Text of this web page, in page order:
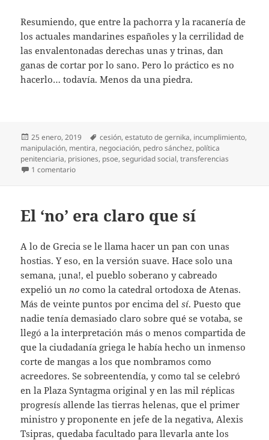
Resumiendo, que entre la pachorra y la racanería de
los actuales mandarines españoles y la cerrilidad de
las envalentonadas derechas unas y trinas, dan
ganas de cortar por lo sano. Pero lo práctico es no
hacerlo… todavía. Menos da una piedra.
Publicado
el
25 enero, 2019 Etiquetas
cesión,estatuto de gernika, incumplimiento,
manipulación, mentira, negociación, pedro sánchez, política
penitenciaria, prisiones, psoe,seguridad social,transferencias
1 comentarioen Calendario, por lo menos
El ‘no’ era claro que sí
A lo de Grecia se le llama hacer un pan con unas
hostias. Y eso, en la versión suave. Hace solo una
semana, ¡una!, el pueblo soberano y cabreado
expelió un no como la catedral ortodoxa de Atenas.
Más de veinte puntos por encima delsí. Puesto que
nadie tenía demasiado claro sobre qué se votaba, se
llegó a la interpretación más o menos compartida de
que la ciudadanía griega le había hecho un inmenso
corte de mangas a los que nombramos como
acreedores. Se sobreentendía, y como tal se celebró
en la Plaza Syntagma original y en las mil réplicas
progresís allende las tierras helenas, que el primer
ministro y proponente en jefe de la negativa, Alexis
Tsipras, quedaba facultado para llevarla ante los